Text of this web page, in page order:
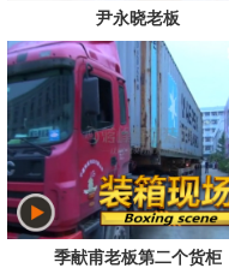
尹永晓老板
季献甫老板第二个货柜